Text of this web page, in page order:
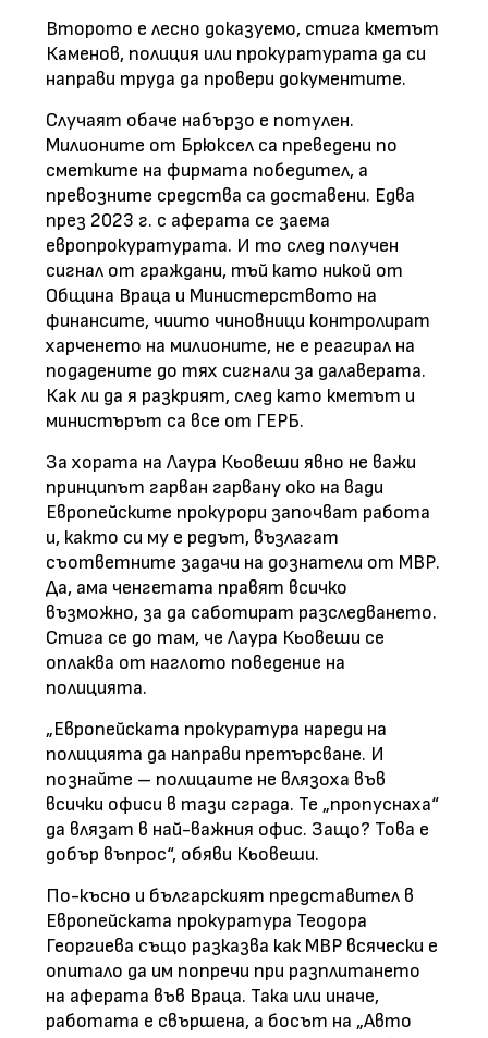
Второто е лесно доказуемо, стига кметът
Каменов, полиция или прокуратурата да си
направи труда да провери документите.
Случаят обаче набързо е потулен.
Милионите от Брюксел са преведени по
сметките на фирмата победител, а
превозните средства са доставени. Едва
през 2023 г. с аферата се заема
европрокуратурата. И то след получен
сигнал от граждани, тъй като никой от
Община Враца и Министерството на
финансите, чиито чиновници контролират
харченето на милионите, не е реагирал на
подадените до тях сигнали за далаверата.
Как ли да я разкрият, след като кметът и
министърът са все от ГЕРБ.
За хората на Лаура Кьовеши явно не важи
принципът гарван гарвану око на вади
Европейските прокурори започват работа
и, както си му е редът, възлагат
съответните задачи на дознатели от МВР.
Да, ама ченгетата правят всичко
възможно, за да саботират разследването.
Стига се до там, че Лаура Кьовеши се
оплаква от наглото поведение на
полицията.
„Европейската прокуратура нареди на
полицията да направи претърсване. И
познайте – полицаите не влязоха във
всички офиси в тази сграда. Те „пропуснаха“
да влязат в най-важния офис. Защо? Това е
добър въпрос“, обяви Кьовеши.
По-късно и българският представител в
Европейската прокуратура Теодора
Георгиева също разказва как МВР всячески е
опитало да им попречи при разплитането
на аферата във Враца. Така или иначе,
работата е свършена, а босът на „Авто